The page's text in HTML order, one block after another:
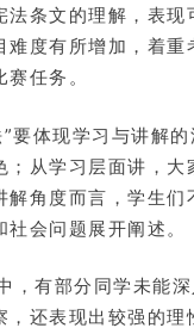
条文的理解，表
度有所增加，着
任务。
要体现学习与讲解
从学习层面讲，
角度而言，学生
会问题展开阐述。
，有部分同学未能
还表现出较强的